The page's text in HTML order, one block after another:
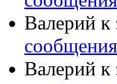
Валерий к
сообщения
Валерий к